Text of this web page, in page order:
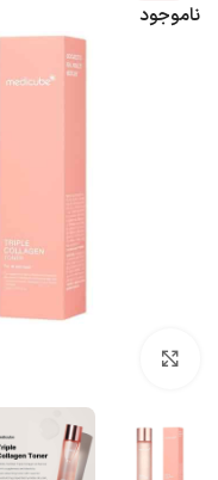
ناموجود